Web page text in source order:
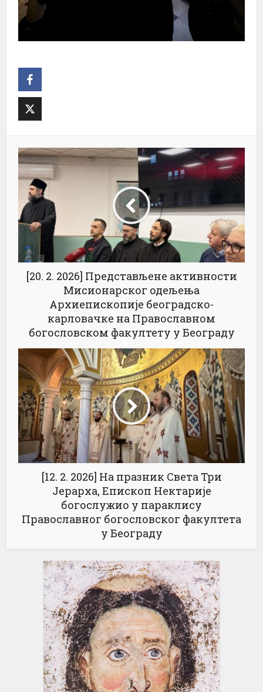
[20. 2. 2026] Представљене активности
Мисионарског одељења
Архиепископије београдско-
карловачке на Православном
богословском факултету у Београду
[12. 2. 2026] На празник Света Три
Јерарха, Епископ Нектарије
богослужио у параклису
Православног богословског факултета
у Београду